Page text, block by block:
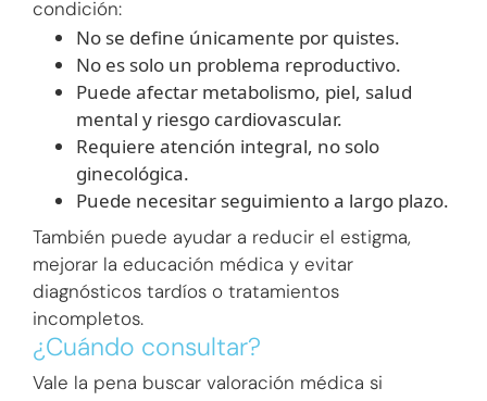
condición:
No se define únicamente por quistes.
No es solo un problema reproductivo.
Puede afectar metabolismo, piel, salud
mental y riesgo cardiovascular.
Requiere atención integral, no solo
ginecológica.
Puede necesitar seguimiento a largo plazo.
También puede ayudar a reducir el estigma,
mejorar la educación médica y evitar
diagnósticos tardíos o tratamientos
incompletos.
¿Cuándo consultar?
Vale la pena buscar valoración médica si